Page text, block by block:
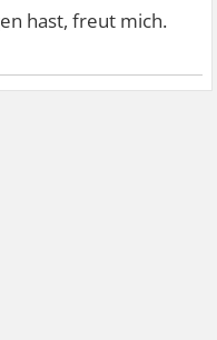
hast, freut mich.